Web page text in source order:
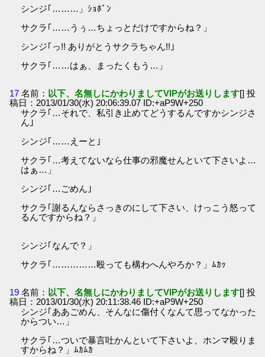
シンジ｢………」ｼｮﾎﾞﾝ
サクラ｢……うぅ…ちょっとだけですからね？」
シンジ｢っ!! ありがとうサクラちゃん!!｣
サクラ｢……はぁ、まったくもう…」
17 名前： 以下、名無しにかわりましてVIPがお送りします[] 投
稿日：2013/01/30(水) 20:06:39.07 ID:+aP9W+250
サクラ｢…それで、私引き止めてどうするんですかシンジさ
ん｣
シンジ｢……えーと｣
サクラ｢…考えてないなら仕事の邪魔せんといて下さいよ…
はぁ…」
シンジ｢…ごめん｣
サクラ｢謝るんならさっきのにして下さい、けっこう怒って
るんですからね？」
シンジ｢なんで？」
サクラ｢……………殴っても構わへんやろか？」ﾑｶｯ
19 名前： 以下、名無しにかわりましてVIPがお送りします[] 投
稿日：2013/01/30(水) 20:11:38.46 ID:+aP9W+250
シンジ｢ああごめん、そんなに傷付くなんて思ってなかった
からつい…」
サクラ｢…ついで暴言吐かんといて下さいよ、ホンマ殴りま
すからね？」ﾑｶﾑｶ